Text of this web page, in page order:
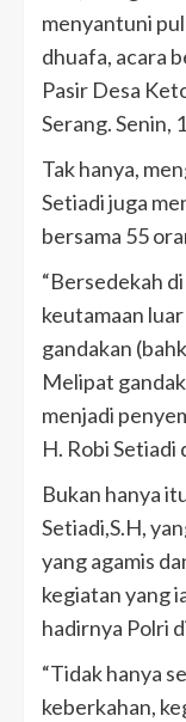
menyantuni
dhuafa, acara
Pasir Desa
Serang. Senin,
Tak hanya,
Setiadi juga
bersama 55
“Bersedekah
keutamaan
gandakan
Melipat
menjadi
H. Robi Setiadi
Bukan hanya
Setiadi,S.H,
yang agamis
kegiatan yang
hadirnya Polri
“Tidak hanya
keberkahan,